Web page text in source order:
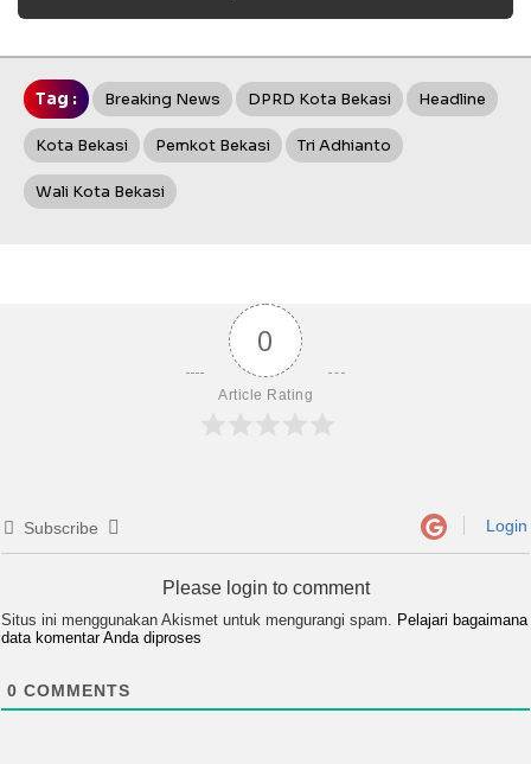
Tag : Breaking News DPRD Kota Bekasi Headline
Kota Bekasi Pemkot Bekasi Tri Adhianto
Wali Kota Bekasi
0
Article Rating
Subscribe Login
Please login to comment
Situs ini menggunakan Akismet untuk mengurangi spam. Pelajari bagaimana
data komentar Anda diproses
0 COMMENTS